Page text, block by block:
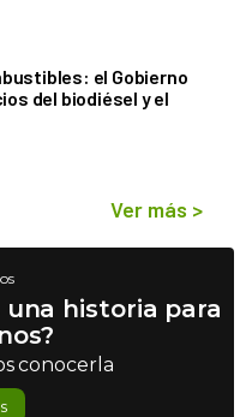
el Gobierno
del biodiésel y el
Ver más >
una historia para
conocerla